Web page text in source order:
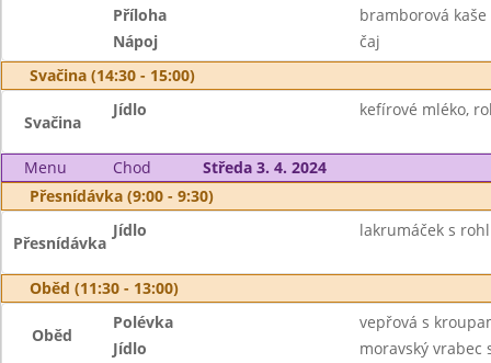
Příloha
bramborová kaše
Nápoj
čaj
Svačina (14:30 - 15:00)
Svačina
Jídlo kefírové mléko,
Menu Chod
Středa 3. 4. 2024
Přesnídávka (9:00 - 9:30)
Přesnídávka
Jídlo lakrumáček s
Oběd (11:30 - 13:00)
Oběd
Polévka
vepřová s
Jídlo
moravský vrabec